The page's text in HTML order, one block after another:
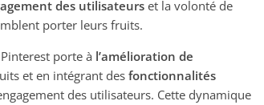
des utilisateurs et la volonté de
porter leurs fruits.
porte à l’amélioration de
et en intégrant desfonctionnalités
des utilisateurs. Cette dynamique